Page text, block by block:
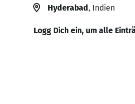
Hyderabad, Indien
Logg Dich ein, um alle